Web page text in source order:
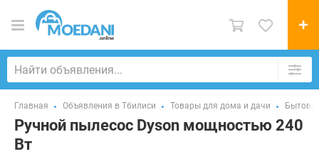
Главная Объявления в Тбилиси Товары для дома и дачи
Ручной пылесос Dyson мощностью 240
Вт